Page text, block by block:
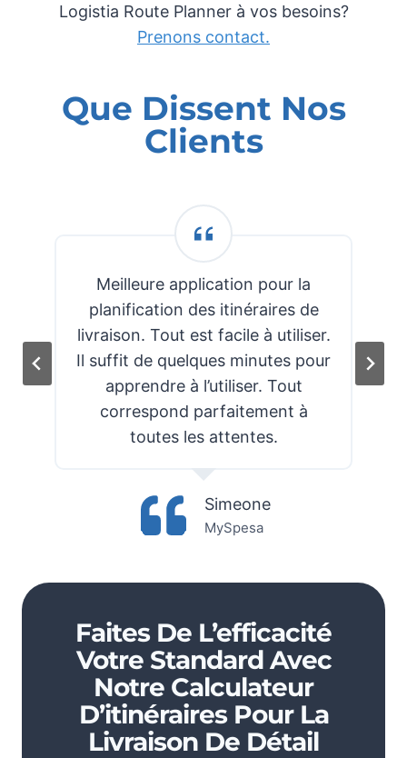
Logistia Route Planner à vos besoins?
Prenons contact.
Que Dissent Nos
Clients
Meilleure application pour la
planification des itinéraires de
livraison. Tout est facile à utiliser.
Il suffit de quelques minutes pour
apprendre à l’utiliser. Tout
correspond parfaitement à
toutes les attentes.
Simeone
MySpesa
Faites De L’efficacité
Votre Standard Avec
Notre Calculateur
D’itinéraires Pour La
Livraison De Détail